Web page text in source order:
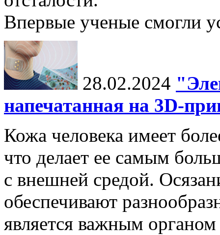
Впервые ученые смогли
28.02.2024
напечатанная на 3D-
Кожа человека имеет
что делает ее самым
с внешней средой.
обеспечивают
является важным